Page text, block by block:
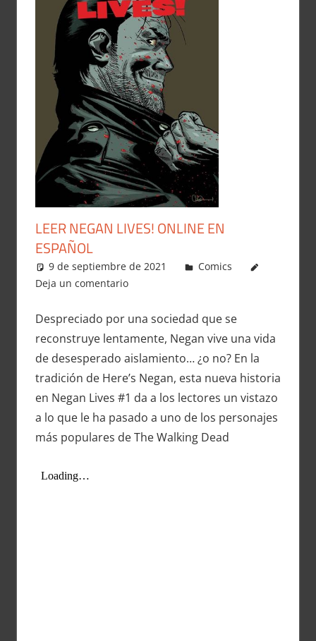
LEER NEGAN LIVES! ONLINE EN
ESPAÑOL
9 de septiembre de 2021 Carlitox Banana
Comics
Deja un comentario
Despreciado por una sociedad que se
reconstruye lentamente, Negan vive una vida
de desesperado aislamiento… ¿o no? En la
tradición de Here’s Negan, esta nueva historia
en Negan Lives #1 da a los lectores un vistazo
a lo que le ha pasado a uno de los personajes
más populares de The Walking Dead